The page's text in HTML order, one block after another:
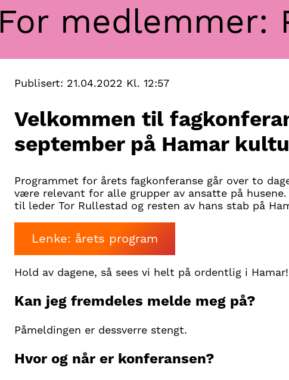
For medlemmer:
Publisert: 21.04.2022 Kl. 12:57
Velkommen til
septemberpå Hamar
Programmet for årets fagkonferanse går over to
være relevant for alle grupper av ansatte på
til leder Tor Rullestad og resten av hans stab på
Lenke: årets program
Hold av dagene, så sees vi helt på ordentlig i Hamar!
Kan jeg fremdeles melde meg på?
Påmeldingen er dessverre stengt.
Hvor og når er konferansen?